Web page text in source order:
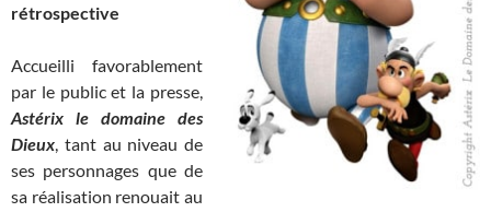
rétrospective
Accueilli favorablement
par le public et la presse,
Astérix le domaine des
Dieux, tant au niveau de
ses personnages que de
sa réalisation renouait au